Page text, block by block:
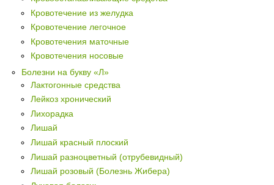
Кровотечение из желудка
Кровотечение легочное
Кровотечения маточные
Кровотечения носовые
Болезни на букву «Л»
Лактогонные средства
Лейкоз хронический
Лихорадка
Лишай
Лишай красный плоский
Лишай разноцветный (отрубевидный)
Лишай розовый (Болезнь Жибера)